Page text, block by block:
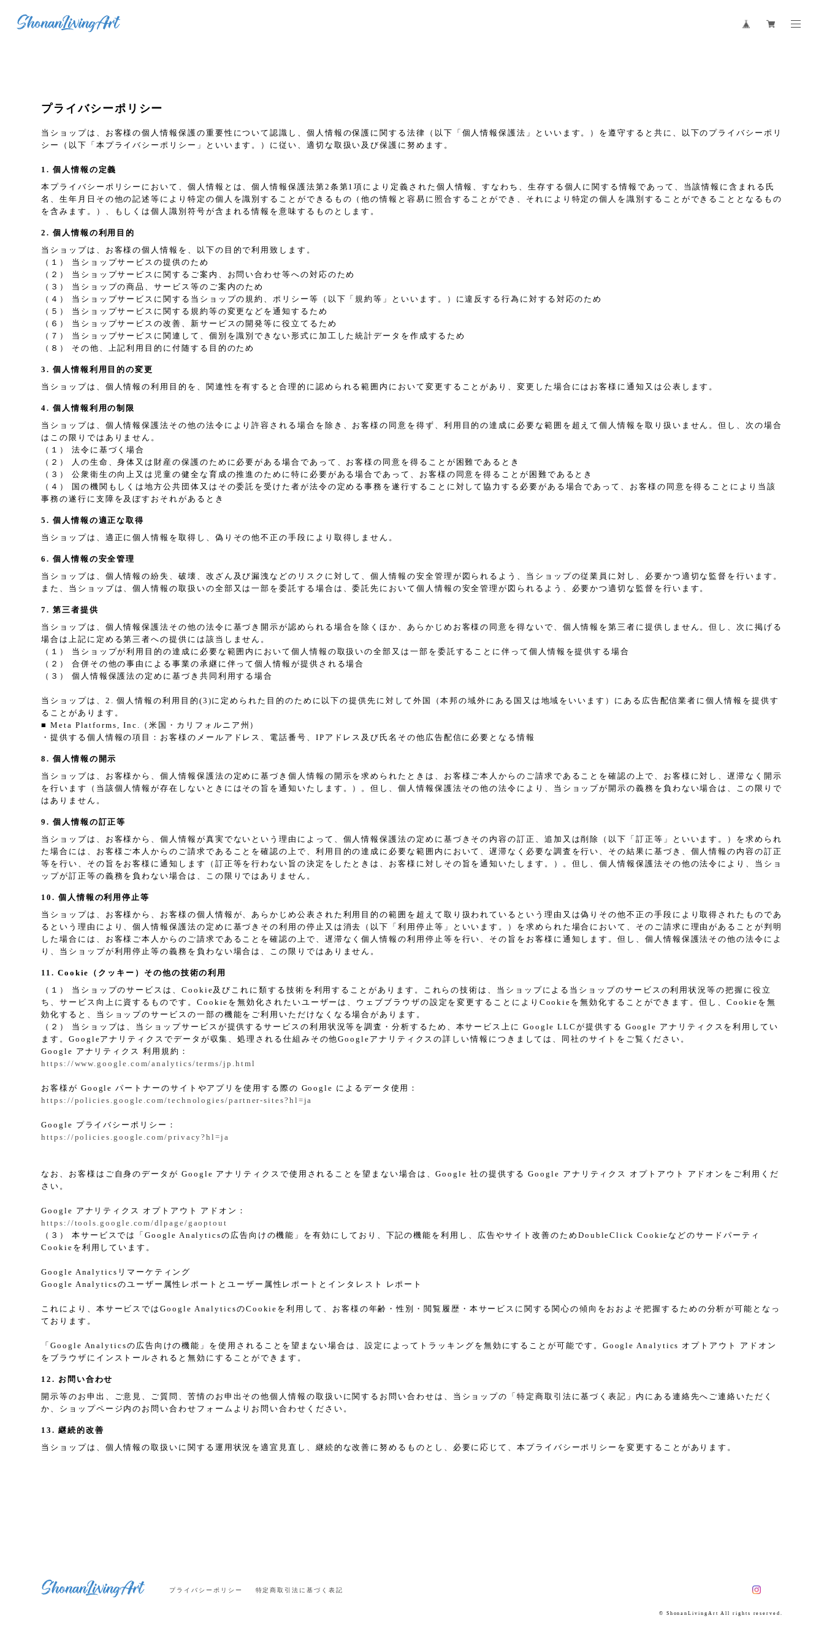
プライバシーポリシー
当ショップは、お客様の個人情報保護の重要性について認識し、個人情報の保護に関する法律（以下「個人情報保護法」といいます。）を遵守すると共に、以下のプライバシーポリ
シー（以下「本プライバシーポリシー」といいます。）に従い、適切な取扱い及び保護に努めます。
1. 個人情報の定義
本プライバシーポリシーにおいて、個人情報とは、個人情報保護法第2条第1項により定義された個人情報、すなわち、生存する個人に関する情報であって、当該情報に含まれる氏
名、生年月日その他の記述等により特定の個人を識別することができるもの（他の情報と容易に照合することができ、それにより特定の個人を識別することができることとなるもの
を含みます。）、もしくは個人識別符号が含まれる情報を意味するものとします。
2. 個人情報の利用目的
当ショップは、お客様の個人情報を、以下の目的で利用致します。
（１） 当ショップサービスの提供のため
（２） 当ショップサービスに関するご案内、お問い合わせ等への対応のため
（３） 当ショップの商品、サービス等のご案内のため
（４） 当ショップサービスに関する当ショップの規約、ポリシー等（以下「規約等」といいます。）に違反する行為に対する対応のため
（５） 当ショップサービスに関する規約等の変更などを通知するため
（６） 当ショップサービスの改善、新サービスの開発等に役立てるため
（７） 当ショップサービスに関連して、個別を識別できない形式に加工した統計データを作成するため
（８） その他、上記利用目的に付随する目的のため
3. 個人情報利用目的の変更
当ショップは、個人情報の利用目的を、関連性を有すると合理的に認められる範囲内において変更することがあり、変更した場合にはお客様に通知又は公表します。
4. 個人情報利用の制限
当ショップは、個人情報保護法その他の法令により許容される場合を除き、お客様の同意を得ず、利用目的の達成に必要な範囲を超えて個人情報を取り扱いません。但し、次の場合
はこの限りではありません。
（１） 法令に基づく場合
（２） 人の生命、身体又は財産の保護のために必要がある場合であって、お客様の同意を得ることが困難であるとき
（３） 公衆衛生の向上又は児童の健全な育成の推進のために特に必要がある場合であって、お客様の同意を得ることが困難であるとき
（４） 国の機関もしくは地方公共団体又はその委託を受けた者が法令の定める事務を遂行することに対して協力する必要がある場合であって、お客様の同意を得ることにより当該
事務の遂行に支障を及ぼすおそれがあるとき
5. 個人情報の適正な取得
当ショップは、適正に個人情報を取得し、偽りその他不正の手段により取得しません。
6. 個人情報の安全管理
当ショップは、個人情報の紛失、破壊、改ざん及び漏洩などのリスクに対して、個人情報の安全管理が図られるよう、当ショップの従業員に対し、必要かつ適切な監督を行います。
また、当ショップは、個人情報の取扱いの全部又は一部を委託する場合は、委託先において個人情報の安全管理が図られるよう、必要かつ適切な監督を行います。
7. 第三者提供
当ショップは、個人情報保護法その他の法令に基づき開示が認められる場合を除くほか、あらかじめお客様の同意を得ないで、個人情報を第三者に提供しません。但し、次に掲げる
場合は上記に定める第三者への提供には該当しません。
（１） 当ショップが利用目的の達成に必要な範囲内において個人情報の取扱いの全部又は一部を委託することに伴って個人情報を提供する場合
（２） 合併その他の事由による事業の承継に伴って個人情報が提供される場合
（３） 個人情報保護法の定めに基づき共同利用する場合
当ショップは、2. 個人情報の利用目的(3)に定められた目的のために以下の提供先に対して外国（本邦の域外にある国又は地域をいいます）にある広告配信業者に個人情報を提供す
ることがあります。
■ Meta Platforms, Inc.（米国・カリフォルニア州）
・提供する個人情報の項目：お客様のメールアドレス、電話番号、IPアドレス及び氏名その他広告配信に必要となる情報
8. 個人情報の開示
当ショップは、お客様から、個人情報保護法の定めに基づき個人情報の開示を求められたときは、お客様ご本人からのご請求であることを確認の上で、お客様に対し、遅滞なく開示
を行います（当該個人情報が存在しないときにはその旨を通知いたします。）。但し、個人情報保護法その他の法令により、当ショップが開示の義務を負わない場合は、この限りで
はありません。
9. 個人情報の訂正等
当ショップは、お客様から、個人情報が真実でないという理由によって、個人情報保護法の定めに基づきその内容の訂正、追加又は削除（以下「訂正等」といいます。）を求められ
た場合には、お客様ご本人からのご請求であることを確認の上で、利用目的の達成に必要な範囲内において、遅滞なく必要な調査を行い、その結果に基づき、個人情報の内容の訂正
等を行い、その旨をお客様に通知します（訂正等を行わない旨の決定をしたときは、お客様に対しその旨を通知いたします。）。但し、個人情報保護法その他の法令により、当ショ
ップが訂正等の義務を負わない場合は、この限りではありません。
10. 個人情報の利用停止等
当ショップは、お客様から、お客様の個人情報が、あらかじめ公表された利用目的の範囲を超えて取り扱われているという理由又は偽りその他不正の手段により取得されたものであ
るという理由により、個人情報保護法の定めに基づきその利用の停止又は消去（以下「利用停止等」といいます。）を求められた場合において、そのご請求に理由があることが判明
した場合には、お客様ご本人からのご請求であることを確認の上で、遅滞なく個人情報の利用停止等を行い、その旨をお客様に通知します。但し、個人情報保護法その他の法令によ
り、当ショップが利用停止等の義務を負わない場合は、この限りではありません。
11. Cookie（クッキー）その他の技術の利用
（１） 当ショップのサービスは、Cookie及びこれに類する技術を利用することがあります。これらの技術は、当ショップによる当ショップのサービスの利用状況等の把握に役立
ち、サービス向上に資するものです。Cookieを無効化されたいユーザーは、ウェブブラウザの設定を変更することによりCookieを無効化することができます。但し、Cookieを無
効化すると、当ショップのサービスの一部の機能をご利用いただけなくなる場合があります。
（２） 当ショップは、当ショップサービスが提供するサービスの利用状況等を調査・分析するため、本サービス上に Google LLCが提供する Google アナリティクスを利用してい
ます。Googleアナリティクスでデータが収集、処理される仕組みその他Googleアナリティクスの詳しい情報につきましては、同社のサイトをご覧ください。
Google アナリティクス 利用規約：
https://www.google.com/analytics/terms/jp.html
お客様が Google パートナーのサイトやアプリを使用する際の Google によるデータ使用：
https://policies.google.com/technologies/partner-sites?hl=ja
Google プライバシーポリシー：
https://policies.google.com/privacy?hl=ja
なお、お客様はご自身のデータが Google アナリティクスで使用されることを望まない場合は、Google 社の提供する Google アナリティクス オプトアウト アドオンをご利用くだ
さい。
Google アナリティクス オプトアウト アドオン：
https://tools.google.com/dlpage/gaoptout
（３） 本サービスでは「Google Analyticsの広告向けの機能」を有効にしており、下記の機能を利用し、広告やサイト改善のためDoubleClick Cookieなどのサードパーティ
Cookieを利用しています。
Google Analyticsリマーケティング
Google Analyticsのユーザー属性レポートとユーザー属性レポートとインタレスト レポート
これにより、本サービスではGoogle AnalyticsのCookieを利用して、お客様の年齢・性別・閲覧履歴・本サービスに関する関心の傾向をおおよそ把握するための分析が可能となっ
ております。
「Google Analyticsの広告向けの機能」を使用されることを望まない場合は、設定によってトラッキングを無効にすることが可能です。Google Analytics オプトアウト アドオン
をブラウザにインストールされると無効にすることができます。
12. お問い合わせ
開示等のお申出、ご意見、ご質問、苦情のお申出その他個人情報の取扱いに関するお問い合わせは、当ショップの「特定商取引法に基づく表記」内にある連絡先へご連絡いただく
か、ショップページ内のお問い合わせフォームよりお問い合わせください。
13. 継続的改善
当ショップは、個人情報の取扱いに関する運用状況を適宜見直し、継続的な改善に努めるものとし、必要に応じて、本プライバシーポリシーを変更することがあります。
プライバシーポリシー 特定商取引法に基づく表記
© ShonanLivingArt All rights reserved.